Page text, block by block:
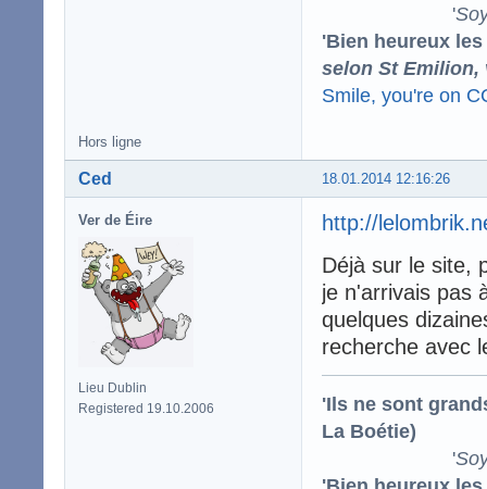
'
'Bien heureux
selon St Emilion,
Smile, you're on
Hors ligne
18.01.2014 12:16:26
Ced
Ver de Éire
Lieu Dublin
Registered 19.10.2006
http://
Déjà sur le site,
je n'arrivais pas
quelques
recherche avec
'Ils ne sont
La Boétie)
'